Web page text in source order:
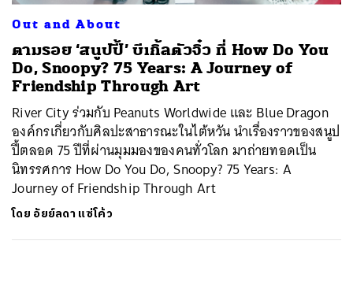
Out and About
ตามรอย ‘สนูปปี้’ บีเกิ้ลตัวจิ๋ว ที่ How Do You
Do, Snoopy? 75 Years: A Journey of
Friendship Through Art
River City ร่วมกับ Peanuts Worldwide และ Blue Dragon
องค์กรเกี่ยวกับศิลปะสาธารณะในไต้หวัน นำเรื่องราวของสนูป
ปี้ตลอด 75 ปีที่ผ่านมุมมองของคนทั่วโลก มาถ่ายทอดเป็น
นิทรรศการ How Do You Do, Snoopy? 75 Years: A
Journey of Friendship Through Art
โดย อัยย์ลดา แซ่โค้ว
SHARE